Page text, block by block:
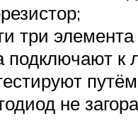
три элемента
подключают к
не